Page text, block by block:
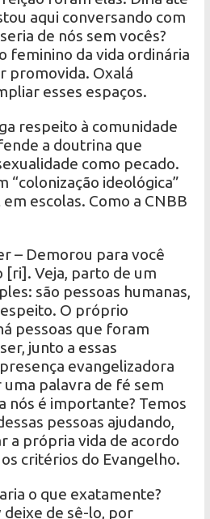
aqui conversando com
de nós sem vocês?
feminino da vida ordinária
promovida. Oxalá
esses espaços.
respeito à comunidade
a doutrina que
como pecado.
“colonização ideológica”
escolas. Como a CNBB
– Demorou para você
[ri]. Veja, parto de um
são pessoas humanas,
O próprio
pessoas que foram
junto a essas
evangelizadora
palavra de fé sem
nós é importante? Temos
pessoas ajudando,
a própria vida de acordo
critérios do Evangelho.
o que exatamente?
de sê-lo, por